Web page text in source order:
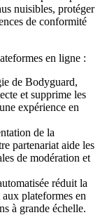
nuisibles, protéger
de conformité
en ligne :
de Bodyguard,
et supprime les
expérience en
de la
partenariat aide les
de modération et
réduit la
plateformes en
à grande échelle.